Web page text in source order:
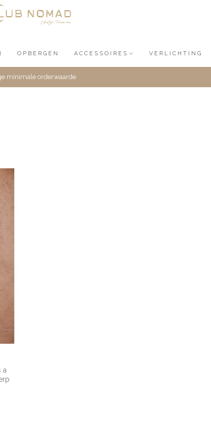
OPBERGEN ACCESSOIRES VERLICHTING
minimale orderwaarde
a